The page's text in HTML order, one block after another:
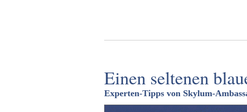
Einen seltenen
Experten-Tipps von Skylum-